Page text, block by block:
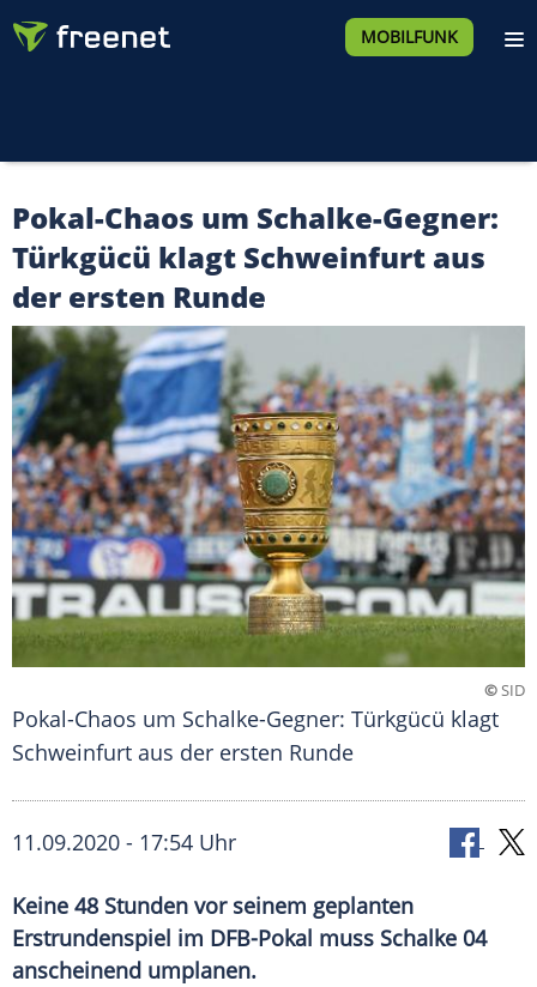
MOBILFUNK
Pokal-Chaos um Schalke-Gegner:
Türkgücü klagt Schweinfurt aus
der ersten Runde
©SID
Pokal-Chaos um Schalke-Gegner: Türkgücü klagt
Schweinfurt aus der ersten Runde
11.09.2020 - 17:54 Uhr
Keine 48 Stunden vor seinem geplanten
Erstrundenspiel im DFB-Pokal muss Schalke 04
anscheinend umplanen.